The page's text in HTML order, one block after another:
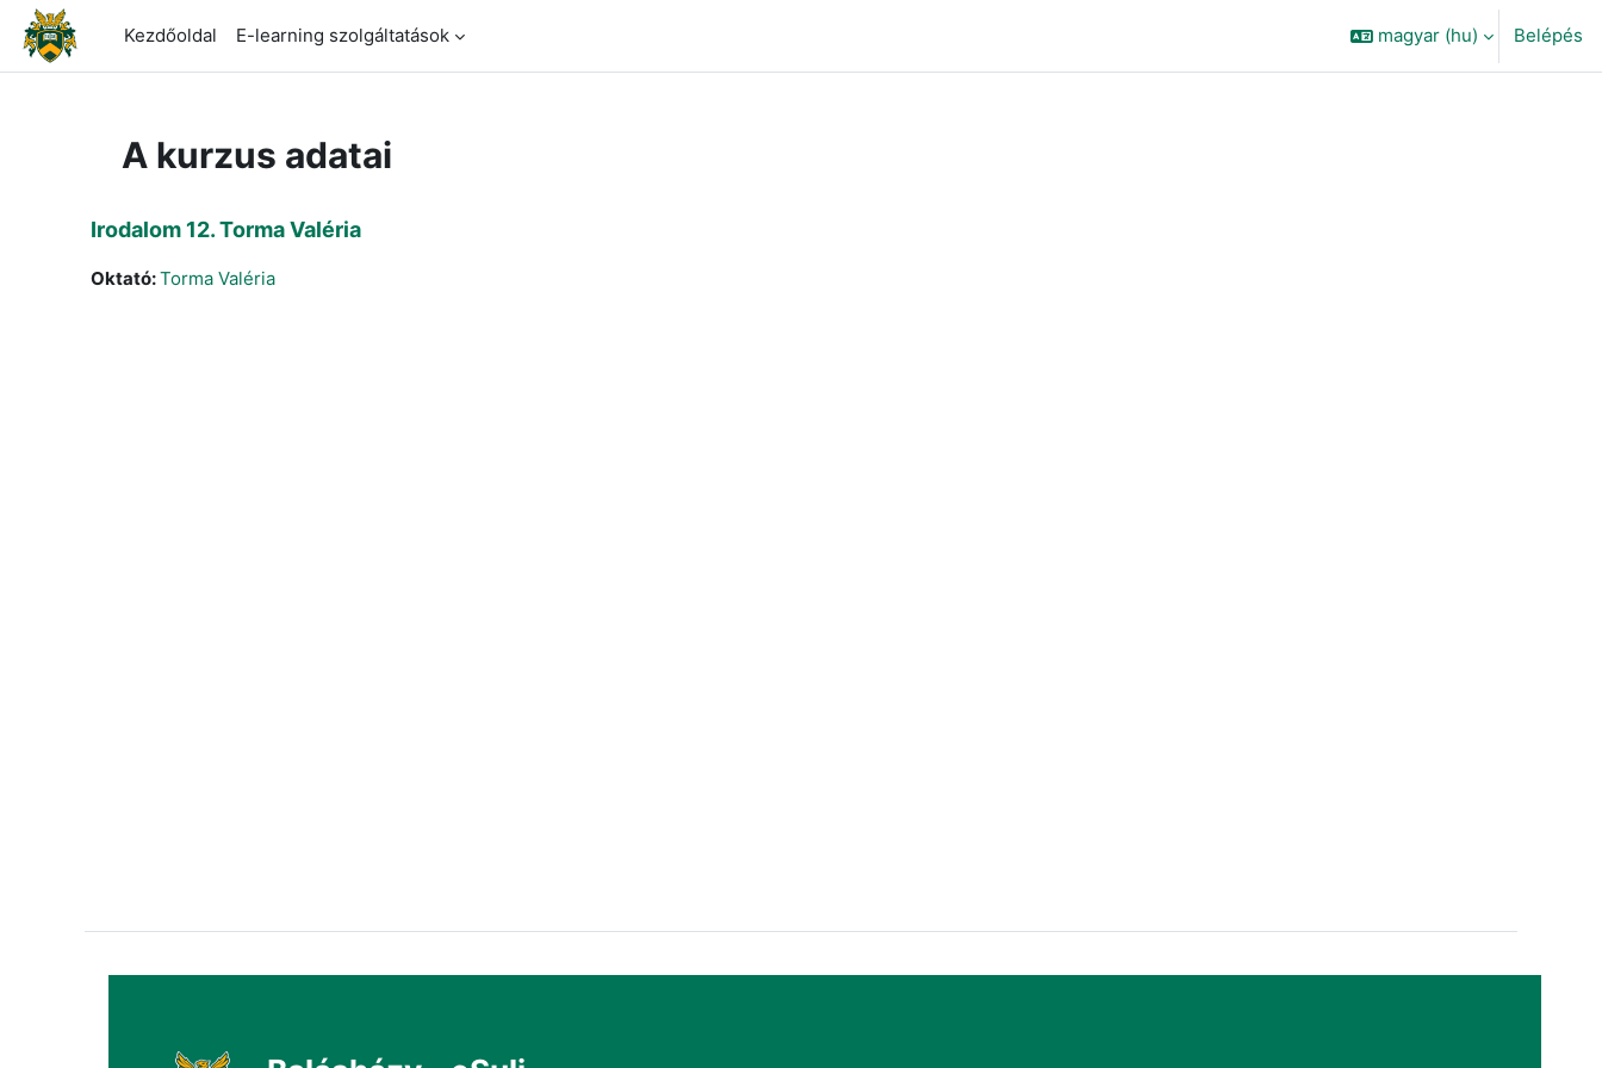
Tovább a fő tartalomhoz
Kezdőoldal
E-learning szolgáltatások magyar ‎(hu)‎ Belépés
A kurzus adatai
Irodalom 12. Torma Valéria
Oktató:Torma Valéria